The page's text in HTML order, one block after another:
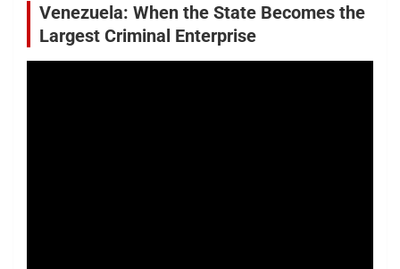
Venezuela: When the State Becomes the
Largest Criminal Enterprise